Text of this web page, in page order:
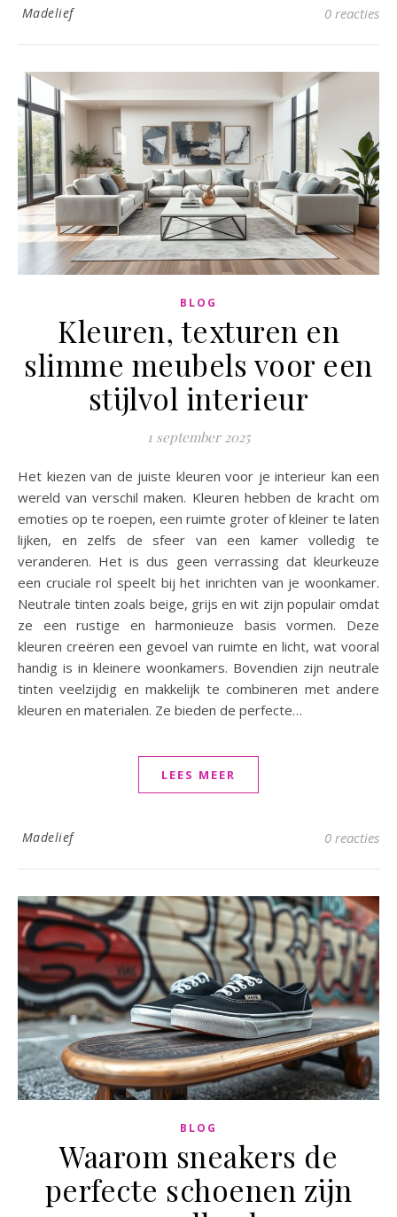
Madelief 0 reacties
BLOG
Kleuren, texturen en
slimme meubels voor een
stijlvol interieur
1 september 2025
Het kiezen van de juiste kleuren voor je interieur kan een
wereld van verschil maken. Kleuren hebben de kracht om
emoties op te roepen, een ruimte groter of kleiner te laten
lijken, en zelfs de sfeer van een kamer volledig te
veranderen. Het is dus geen verrassing dat kleurkeuze
een cruciale rol speelt bij het inrichten van je woonkamer.
Neutrale tinten zoals beige, grijs en wit zijn populair omdat
ze een rustige en harmonieuze basis vormen. Deze
kleuren creëren een gevoel van ruimte en licht, wat vooral
handig is in kleinere woonkamers. Bovendien zijn neutrale
tinten veelzijdig en makkelijk te combineren met andere
kleuren en materialen. Ze bieden de perfecte…
LEES MEER
Madelief 0 reacties
BLOG
Waarom sneakers de
perfecte schoenen zijn